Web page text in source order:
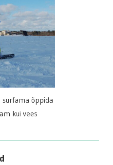
surfama õppida
kui vees